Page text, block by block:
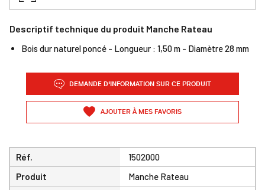
Descriptif technique du produit Manche Rateau
Bois dur naturel poncé - Longueur : 1,50 m - Diamètre 28 mm
DEMANDE D'INFORMATION SUR CE PRODUIT
AJOUTER À MES FAVORIS
Réf.
1502000
Produit
Manche Rateau